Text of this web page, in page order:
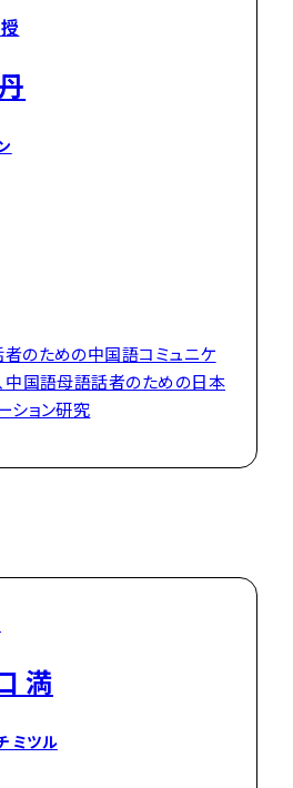
のための中国語コミュニケ
中国語母語話者のための日本
ション研究
満
ミツル